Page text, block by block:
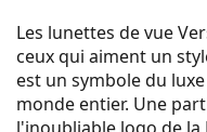
Les lunettes de vue
ceux qui aiment un
est un symbole du
monde entier. Une